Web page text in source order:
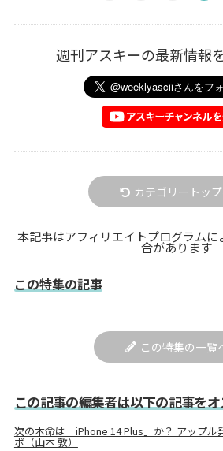
週刊アスキーの最新情報
カテゴリートッ
本記事はアフィリエイトプログラム
合があります
この特集の記事
この特集の一覧
この記事の編集者は以下の記事を
次の本命は「iPhone 14 Plus」か？ アップル
ポ（山本 敦）